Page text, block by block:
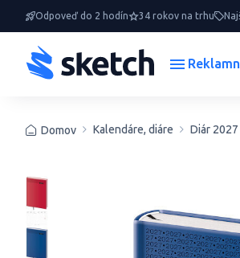
Odpoveď do 2 hodín 34 rokov na trhu
Domov Kalendáre, diáre Diár 2027